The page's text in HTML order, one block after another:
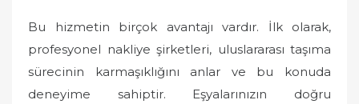
Bu hizmetin birçok avantajı vardır. İlk olarak,
profesyonel nakliye şirketleri, uluslararası taşıma
sürecinin karmaşıklığını anlar ve bu konuda
deneyime sahiptir. Eşyalarınızın doğru